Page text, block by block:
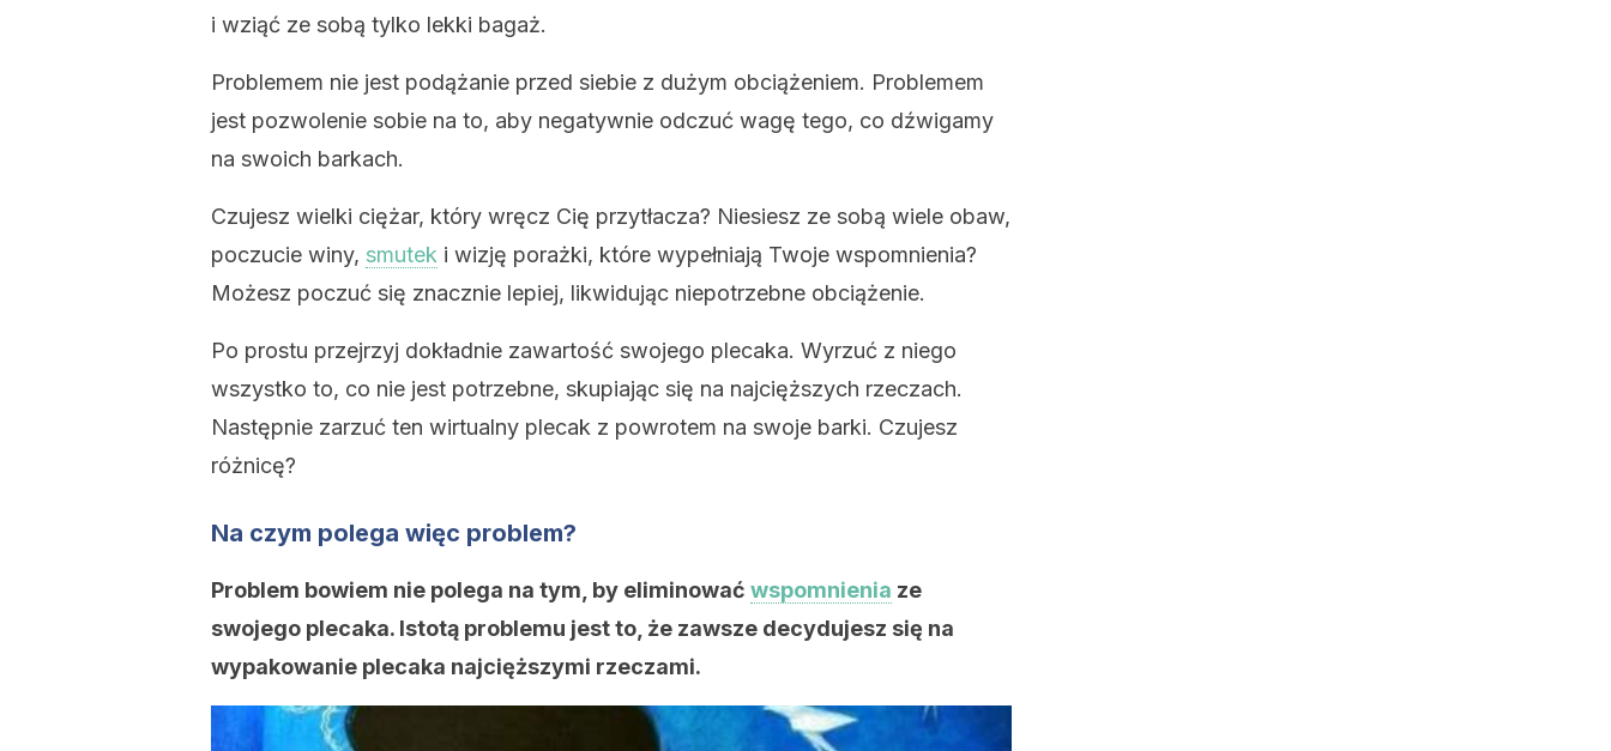
i wziąć ze sobą tylko lekki bagaż.
Problemem nie jest podążanie przed siebie z dużym obciążeniem. Problemem
jest pozwolenie sobie na to, aby negatywnie odczuć wagę tego, co dźwigamy
na swoich barkach.
Czujesz wielki ciężar, który wręcz Cię przytłacza? Niesiesz ze sobą wiele obaw,
poczucie winy, smutek i wizję porażki, które wypełniają Twoje wspomnienia?
Możesz poczuć się znacznie lepiej, likwidując niepotrzebne obciążenie.
Po prostu przejrzyj dokładnie zawartość swojego plecaka. Wyrzuć z niego
wszystko to, co nie jest potrzebne, skupiając się na najcięższych rzeczach.
Następnie zarzuć ten wirtualny plecak z powrotem na swoje barki. Czujesz
różnicę?
Na czym polega więc problem?
Problem bowiem nie polega na tym, by eliminować wspomnienia ze
swojego plecaka. Istotą problemu jest to, że zawsze decydujesz się na
wypakowanie plecaka najcięższymi rzeczami.